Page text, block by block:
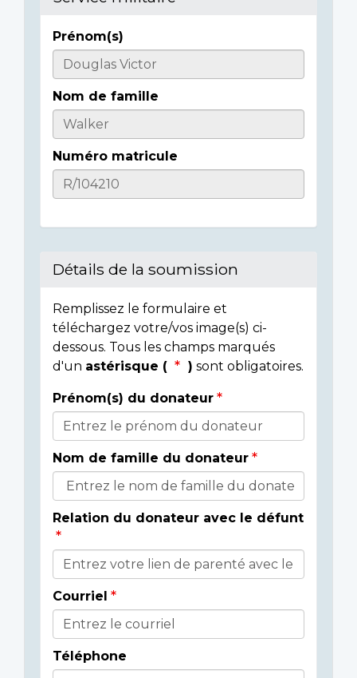
Informations
sur
l'individu
Prénom(s)
Nom de famille
Numéro matricule
Détails de la soumission
Remplissez le formulaire et
téléchargez votre/vos image(s) ci-
dessous. Tous les champs marqués
d'un astérisque ( ) sont obligatoires.
Détails
du
donateur
Prénom(s) du donateur
Nom de famille du donateur
Relation du donateur avec le défunt
Courriel
Téléphone